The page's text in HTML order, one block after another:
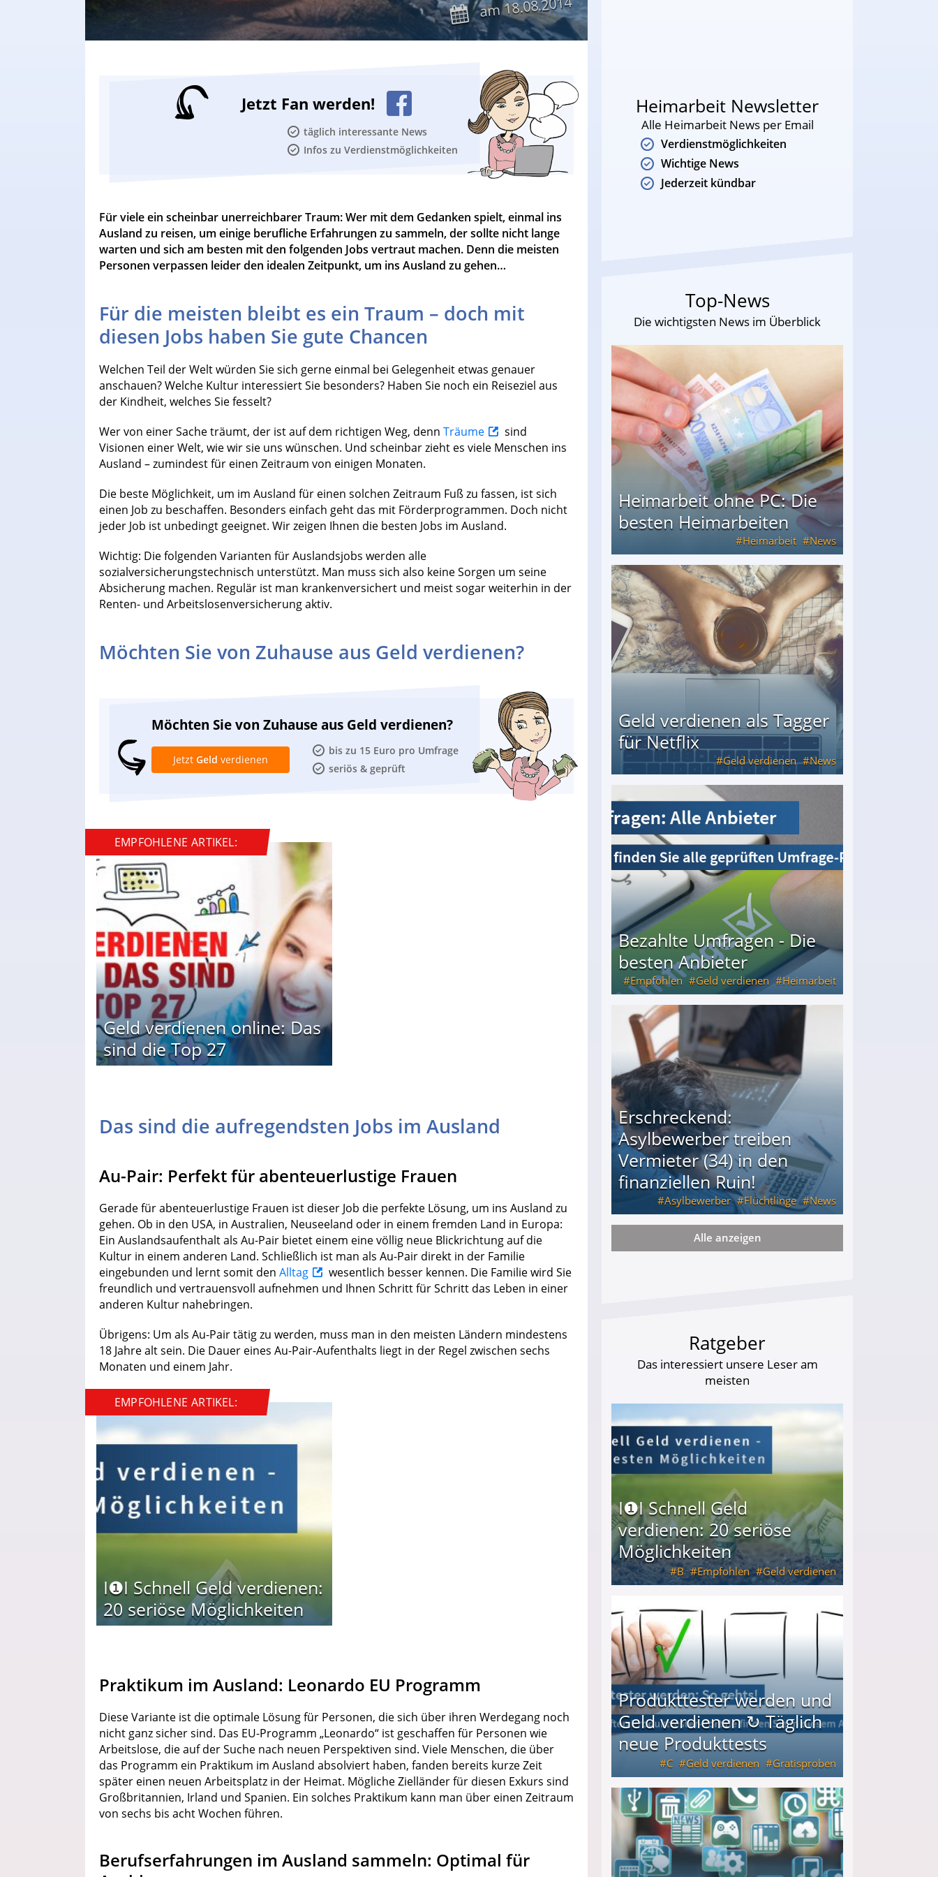
am
Jetzt Fan werden!
täglich interessante News
Infos zu Verdienstmöglichkeiten
Für viele ein scheinbar unerreichbarer Traum: Wer mit dem Gedanken spielt, einmal ins
Ausland zu reisen, um einige berufliche Erfahrungen zu sammeln, der sollte nicht lange
warten und sich am besten mit den folgenden Jobs vertraut machen. Denn die meisten
Personen verpassen leider den idealen Zeitpunkt, um ins Ausland zu gehen…
Für die meisten bleibt es ein Traum – doch mit
diesen Jobs haben Sie gute Chancen
Welchen Teil der Welt würden Sie sich gerne einmal bei Gelegenheit etwas genauer
anschauen? Welche Kultur interessiert Sie besonders? Haben Sie noch ein Reiseziel aus
der Kindheit, welches Sie fesselt?
Wer von einer Sache träumt, der ist auf dem richtigen Weg, denn Träume
sind
Visionen einer Welt, wie wir sie uns wünschen. Und scheinbar zieht es viele Menschen ins
Ausland – zumindest für einen Zeitraum von einigen Monaten.
Die beste Möglichkeit, um im Ausland für einen solchen Zeitraum Fuß zu fassen, ist sich
einen Job zu beschaffen. Besonders einfach geht das mit Förderprogrammen. Doch nicht
jeder Job ist unbedingt geeignet. Wir zeigen Ihnen die besten Jobs im Ausland.
Wichtig: Die folgenden Varianten für Auslandsjobs werden alle
sozialversicherungstechnisch unterstützt. Man muss sich also keine Sorgen um seine
Absicherung machen. Regulär ist man krankenversichert und meist sogar weiterhin in der
Renten- und Arbeitslosenversicherung aktiv.
Möchten Sie von Zuhause aus Geld verdienen?
Möchten Sie von Zuhause aus Geld verdienen?
bis zu 15 Euro pro Umfrage
seriös & geprüft
Jetzt Geld verdienen
EMPFOHLENE ARTIKEL:
Geld verdienen online: Das
sind die Top 27
Das sind die aufregendsten Jobs im Ausland
Au-Pair: Perfekt für abenteuerlustige Frauen
Gerade für abenteuerlustige Frauen ist dieser Job die perfekte Lösung, um ins Ausland zu
gehen. Ob in den USA, in Australien, Neuseeland oder in einem fremden Land in Europa:
Ein Auslandsaufenthalt als Au-Pair bietet einem eine völlig neue Blickrichtung auf die
Kultur in einem anderen Land. Schließlich ist man als Au-Pair direkt in der Familie
eingebunden und lernt somit den Alltag
wesentlich besser kennen. Die Familie wird Sie
freundlich und vertrauensvoll aufnehmen und Ihnen Schritt für Schritt das Leben in einer
anderen Kultur nahebringen.
Übrigens: Um als Au-Pair tätig zu werden, muss man in den meisten Ländern mindestens
18 Jahre alt sein. Die Dauer eines Au-Pair-Aufenthalts liegt in der Regel zwischen sechs
Monaten und einem Jahr.
EMPFOHLENE ARTIKEL:
I❶I Schnell Geld verdienen:
20 seriöse Möglichkeiten
Praktikum im Ausland: Leonardo EU Programm
Diese Variante ist die optimale Lösung für Personen, die sich über ihren Werdegang noch
nicht ganz sicher sind. Das EU-Programm „Leonardo“ ist geschaffen für Personen wie
Arbeitslose, die auf der Suche nach neuen Perspektiven sind. Viele Menschen, die über
das Programm ein Praktikum im Ausland absolviert haben, fanden bereits kurze Zeit
später einen neuen Arbeitsplatz in der Heimat. Mögliche Zielländer für diesen Exkurs sind
Großbritannien, Irland und Spanien. Ein solches Praktikum kann man über einen Zeitraum
von sechs bis acht Wochen führen.
Berufserfahrungen im Ausland sammeln: Optimal für
Heimarbeit Newsletter
Alle Heimarbeit News per Email
Verdienstmöglichkeiten
Wichtige News
Jederzeit kündbar
Top-News
Die wichtigsten News im Überblick
Heimarbeit ohne PC: Die
besten Heimarbeiten
Heimarbeit News
Heimarbeit ohne PC: Die besten Heimarbeiten
Geld verdienen als Tagger
für Netflix
Geld verdienen News
Bezahlte Umfragen - Die
besten Anbieter
Empfohlen Geld verdienen Heimarbeit
Erschreckend:
Asylbewerber treiben
Vermieter (34) in den
finanziellen Ruin!
Asylbewerber Flüchtlinge News
Erschreckend: Asylbewerber treiben Vermieter (34) in den finanziellen Ruin!
Alle anzeigen
Ratgeber
Das interessiert unsere Leser am
meisten
I❶I Schnell Geld
verdienen: 20 seriöse
Möglichkeiten
B Empfohlen Geld verdienen
Produkttester werden und
Geld verdienen ↻ Täglich
neue Produkttests
C Geld verdienen Gratisproben
Produkttester werden und Geld verdienen ↻ Täglich neue Produkttests